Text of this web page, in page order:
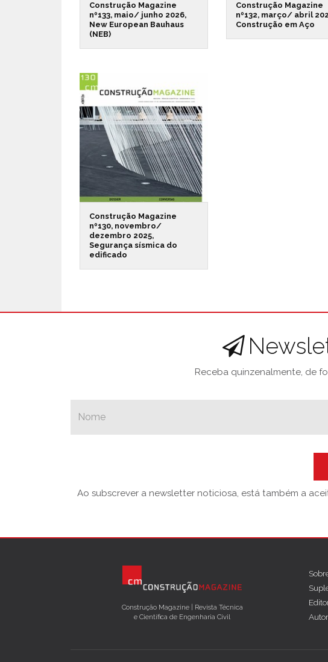
Construção Magazine
nº133, maio/ junho 2026,
New European Bauhaus
(NEB)
Construção Magazine
nº132, março/ abril
Construção em Aço
Construção Magazine
nº130, novembro/
dezembro 2025,
Segurança sísmica do
edificado
Receba quinzenalmente, de
Ao subscrever a newsletter noticiosa, está também a
Construção Magazine | Revista Técnica
e Científica de Engenharia Civil